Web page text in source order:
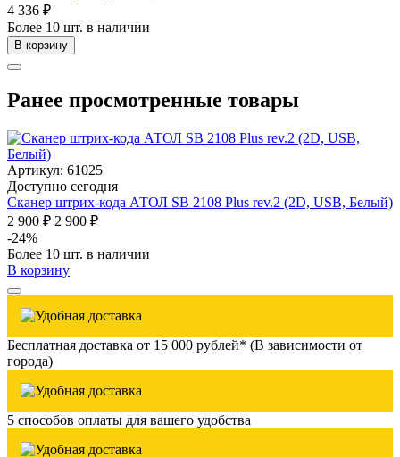
4 336 ₽
Более 10 шт. в наличии
В корзину
Ранее просмотренные товары
Артикул: 61025
Доступно сегодня
Сканер штрих-кода АТОЛ SB 2108 Plus rev.2 (2D, USB, Белый)
2 900 ₽ 2 900 ₽
-24%
Более 10 шт. в наличии
В корзину
Бесплатная доставка от 15 000 рублей* (В зависимости от
города)
5 способов оплаты для вашего удобства